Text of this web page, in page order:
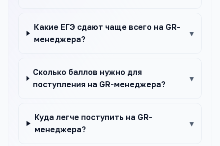
Какие ЕГЭ сдают чаще всего на GR-
менеджера?
▾
Сколько баллов нужно для
поступления на GR-менеджера?
▾
Куда легче поступить на GR-
менеджера?
▾